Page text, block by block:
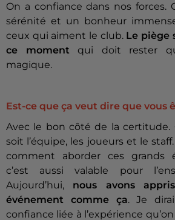
On a confiance dans nos forces.
sérénité et un bonheur
ceux qui aiment le club.Le piège
ce momentqui doit rester
magique.
Est-ce que ça veut dire que vous
Avec le bon côté de la certitude.
soit l’équipe, les joueurs et le
comment aborder ces grands
c’est aussi valable pour
Aujourd’hui, nous avons
événement comme ça. Je
confiance liée à l’expérience